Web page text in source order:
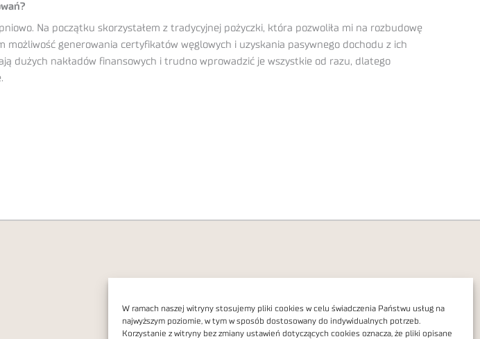
W ramach naszej witryny stosujemy pliki cookies w celu świadczenia Państwu usług na
najwyższym poziomie, w tym w sposób dostosowany do indywidualnych potrzeb.
Korzystanie z witryny bez zmiany ustawień dotyczących cookies oznacza, że pliki opisane
Na początku skorzystałem z tradycyjnej pożyczki, która pozwoliła mi na rozbudowę
możliwość generowania certyfikatów węglowych i uzyskania pasywnego dochodu z ich
dużych nakładów finansowych i trudno wprowadzić je wszystkie od razu, dlatego
Polityka prywatności